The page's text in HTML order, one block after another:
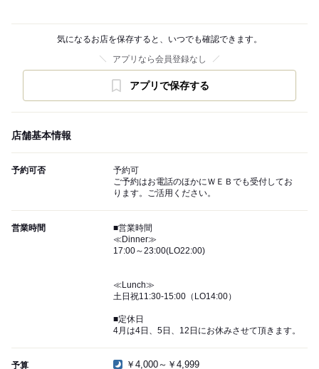
気になるお店を保存すると、いつでも確認できます。
アプリなら会員登録なし
アプリで保存する
店舗基本情報
予約可否
予約可
ご予約はお電話のほかにＷＥＢでも受付してお
ります。ご活用ください。
営業時間
■営業時間
≪Dinner≫
17:00～23:00(LO22:00)
≪Lunch≫
土日祝11:30-15:00（LO14:00）
■定休日
4月は4日、5日、12日にお休みさせて頂きます。
予算 ￥4,000～￥4,999